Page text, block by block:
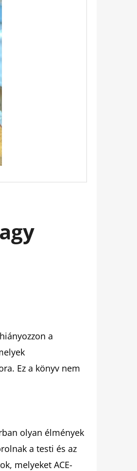
a
Ez a könyv nem
olyan élmények
a testi és az
melyeket ACE-